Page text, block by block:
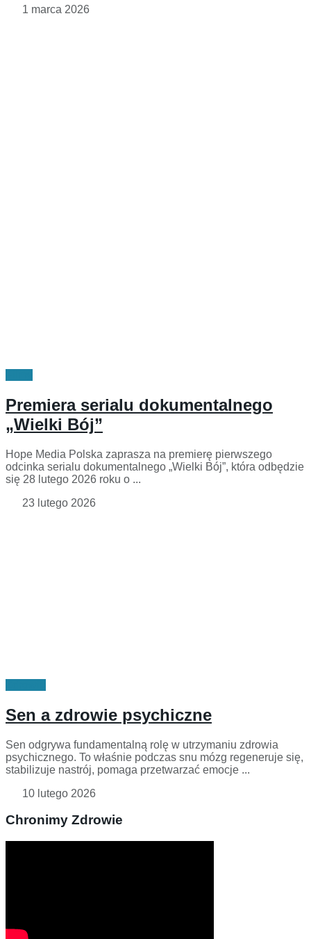
1 marca 2026
Premiera serialu dokumentalnego
„Wielki Bój”
Hope Media Polska zaprasza na premierę pierwszego
odcinka serialu dokumentalnego „Wielki Bój”, która odbędzie
się 28 lutego 2026 roku o ...
23 lutego 2026
Sen a zdrowie psychiczne
Sen odgrywa fundamentalną rolę w utrzymaniu zdrowia
psychicznego. To właśnie podczas snu mózg regeneruje się,
stabilizuje nastrój, pomaga przetwarzać emocje ...
10 lutego 2026
Chronimy Zdrowie